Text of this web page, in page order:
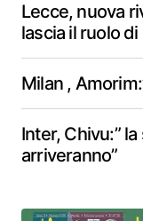
Lecce, nuova
lascia il ruolo
Milan ,
Inter, Chivu:”
arriveranno”